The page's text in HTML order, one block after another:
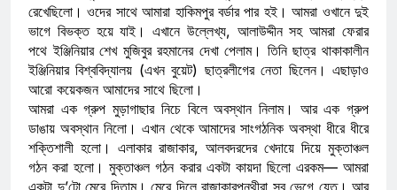
রেখেছিলো। ওদের সাথে আমারা হাকিমপুর বর্ডার পার হই। আমরা ওখানে দুই
ভাগে বিভক্ত হয়ে যাই। এখানে উল্লেখ্য, আলাউদ্দীন সহ আমরা ফেরার
পথে ইঞ্জিনিয়ার শেখ মুজিবুর রহমানের দেখা পেলাম। তিনি ছাত্র থাকাকালীন
ইঞ্জিনিয়ার বিশ্ববিদ্যালয় (এখন বুয়েট) ছাত্রলীগের নেতা ছিলেন। এছাড়াও
আরো কয়েকজন আমাদের সাথে ছিলো।
আমরা এক গ্রুপ মুড়াগাছার নিচে বিলে অবস্থান নিলাম। আর এক গ্রুপ
ডাঙায় অবস্থান নিলো। এখান থেকে আমাদের সাংগঠনিক অবস্থা ধীরে ধীরে
শক্তিশালী হলো। এলাকার রাজাকার, আলবদরদের খেদায়ে দিয়ে মুক্তাঞ্চল
গঠন করা হলো। মুক্তাঞ্চল গঠন করার একটা কায়দা ছিলো এরকম— আমরা